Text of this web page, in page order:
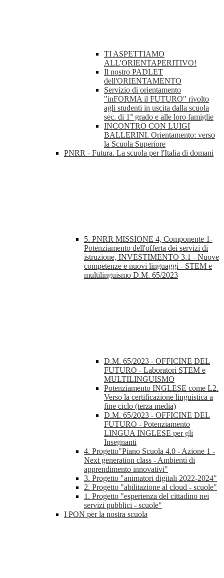
TI ASPETTIAMO
ALL'ORIENTAPERITIVO!
Il nostro PADLET
dell'ORIENTAMENTO
Servizio di orientamento
"inFORMA il FUTURO" rivolto
agli studenti in uscita dalla scuola
sec. di 1° grado e alle loro famiglie
INCONTRO CON LUIGI
BALLERINI. Orientamento: verso
la Scuola Superiore
PNRR - Futura. La scuola per l'Italia di domani
5. PNRR MISSIONE 4, Componente 1-
Potenziamento dell'offerta dei servizi di
istruzione, INVESTIMENTO 3.1 - Nuove
competenze e nuovi linguaggi - STEM e
multilinguismo D.M. 65/2023
D.M. 65/2023 - OFFICINE DEL
FUTURO - Laboratori STEM e
MULTILINGUISMO
Potenziamento INGLESE come L2.
Verso la certificazione linguistica a
fine ciclo (terza media)
D.M. 65/2023 - OFFICINE DEL
FUTURO - Potenziamento
LINGUA INGLESE per gli
Insegnanti
4. Progetto"Piano Scuola 4.0 - Azione 1 -
Next generation class - Ambienti di
apprendimento innovativi"
3. Progetto "animatori digitali 2022-2024"
2. Progetto "abilitazione al cloud - scuole"
1. Progetto "esperienza del cittadino nei
servizi pubblici - scuole"
I PON per la nostra scuola